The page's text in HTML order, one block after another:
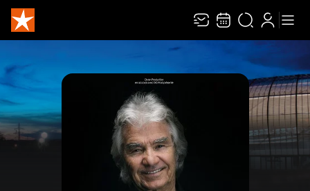
Recevez toute l’actualité en vous abonnant à
notre newsletter :
ENVOYER
Rivaj Group traite votre adresse électronique pour la gestion de votre abonnement à
Zénith Limoges Métropole. Vous pouvez retirer votre consentement
à tout moment. Pour en savoir plus, consultez notre